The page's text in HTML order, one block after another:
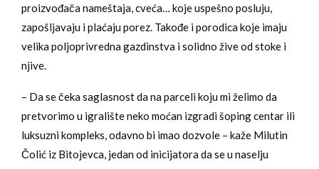
proizvođača nameštaja, cveća… koje uspešno posluju,
zapošljavaju i plaćaju porez. Takođe i porodica koje imaju
velika poljoprivredna gazdinstva i solidno žive od stoke i
njive.
– Da se čeka saglasnost da na parceli koju mi želimo da
pretvorimo u igralište neko moćan izgradi šoping centar ili
luksuzni kompleks, odavno bi imao dozvole – kaže Milutin
Čolić iz Bitojevca, jedan od inicijatora da se u naselju